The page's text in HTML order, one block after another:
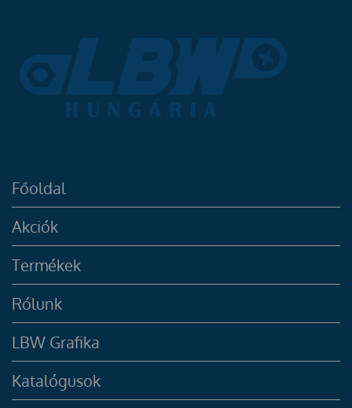
Főoldal
Akciók
Termékek
Rólunk
LBW Grafika
Katalógusok